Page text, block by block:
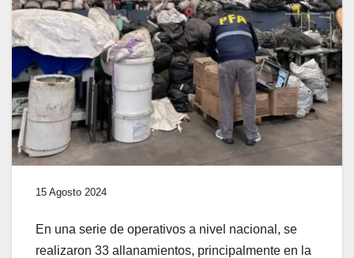
15 Agosto 2024
En una serie de operativos a nivel nacional, se
realizaron 33 allanamientos, principalmente en la